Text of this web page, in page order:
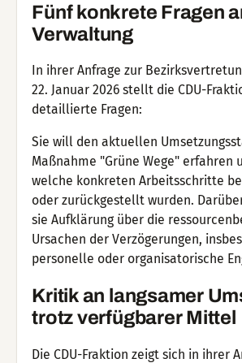
Fünf konkrete Fragen
Verwaltung
In ihrer Anfrage zur
22. Januar 2026 stellt die CDU-
detaillierte Fragen:
Sie will den aktuellen
Maßnahme "Grüne Wege" erfahren
welche konkreten Arbeitsschritte
oder zurückgestellt wurden.
sie Aufklärung über die
Ursachen der Verzögerungen,
personelle oder organisatorische
Kritik an langsamer
trotz verfügbarer Mittel
Die CDU-Fraktion zeigt sich in ihrer